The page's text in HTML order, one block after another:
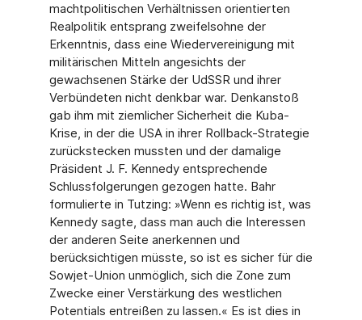
machtpolitischen Verhältnissen orientierten
Realpolitik entsprang zweifelsohne der
Erkenntnis, dass eine Wiedervereinigung mit
militä­rischen Mitteln angesichts der
gewachsenen Stärke der UdSSR und ihrer
Verbündeten nicht denkbar war. Denkanstoß
gab ihm mit ziemlicher Sicherheit die Kuba-
Krise, in der die USA in ihrer Rollback-Strategie
zurückstecken mussten und der damalige
Präsident J. F. Kennedy entsprechende
Schlussfolgerungen gezogen hatte. Bahr
formulierte in Tutzing: »Wenn es richtig ist, was
Kennedy sagte, dass man auch die Interessen
der anderen Seite anerkennen und
berücksichtigen müsste, so ist es sicher für die
Sowjet-Union unmöglich, sich die Zone zum
Zwecke einer Verstärkung des westlichen
Potentials entreißen zu lassen.« Es ist dies in